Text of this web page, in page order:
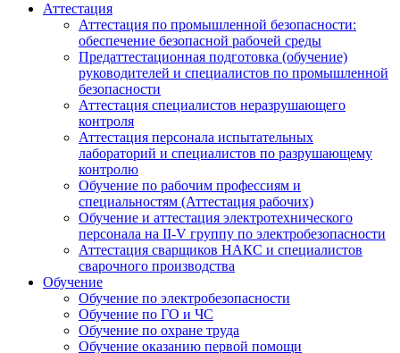
Аттестация
Аттестация по промышленной безопасности:
обеспечение безопасной рабочей среды
Предаттестационная подготовка (обучение)
руководителей и специалистов по промышленной
безопасности
Аттестация специалистов неразрушающего
контроля
Аттестация персонала испытательных
лабораторий и специалистов по разрушающему
контролю
Обучение по рабочим профессиям и
специальностям (Аттестация рабочих)
Обучение и аттестация электротехнического
персонала на II-V группу по электробезопасности
Аттестация сварщиков НАКС и специалистов
сварочного производства
Обучение
Обучение по электробезопасности
Обучение по ГО и ЧС
Обучение по охране труда
Обучение оказанию первой помощи